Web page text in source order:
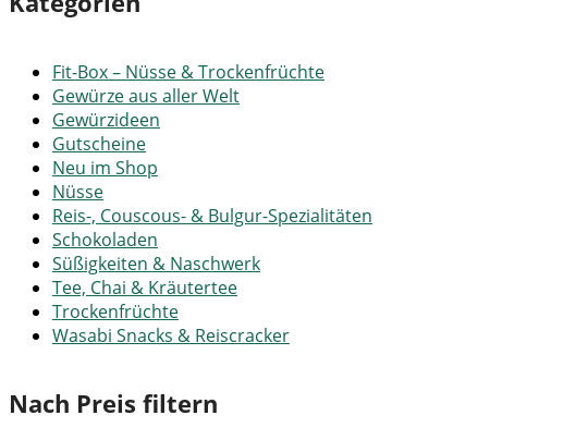
Fit-Box – Nüsse & Trockenfrüchte
Gewürze aus aller Welt
Gewürzideen
Gutscheine
Neu im Shop
Nüsse
Reis-, Couscous- & Bulgur-Spezialitäten
Schokoladen
Süßigkeiten & Naschwerk
Tee, Chai & Kräutertee
Trockenfrüchte
Wasabi Snacks & Reiscracker
Nach Preis filtern